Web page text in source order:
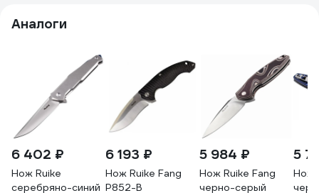
Аналоги
6 402 ₽
Нож Ruike
серебряно-синий
6 193 ₽
Нож Ruike Fang
P852-B
5 984 ₽
Нож Ruike Fang
черно-серый
5
Нож